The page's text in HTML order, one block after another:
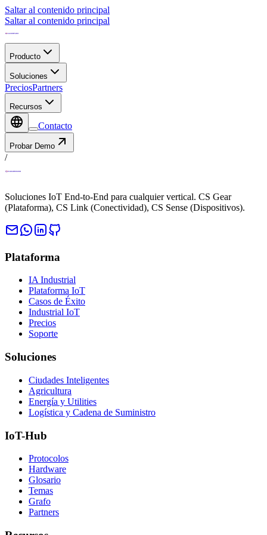
Saltar al contenido principal
Saltar al contenido principal
Producto
Soluciones
PreciosPartners
Recursos
Contacto
Probar Demo
/
Soluciones IoT End-to-End para cualquier vertical. CS Gear
(Plataforma), CS Link (Conectividad), CS Sense (Dispositivos).
Plataforma
IA Industrial
Plataforma IoT
Casos de Éxito
Industrial IoT
Precios
Soporte
Soluciones
Ciudades Inteligentes
Agricultura
Energía y Utilities
Logística y Cadena de Suministro
IoT-Hub
Protocolos
Hardware
Glosario
Temas
Grafo
Partners